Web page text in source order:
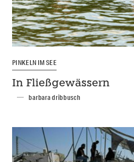
PINKELN IM SEE
In Fließgewässern
barbara dribbusch